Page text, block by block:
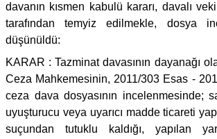
davanın kısmen kabulü kararı, davalı
tarafından temyiz edilmekle, dosya
düşünüldü:
KARAR : Tazminat davasının dayanağı
Ceza Mahkemesinin, 2011/303 Esas -
ceza dava dosyasının incelenmesinde;
uyuşturucu veya uyarıcı madde ticareti
suçundan tutuklu kaldığı, yapılan